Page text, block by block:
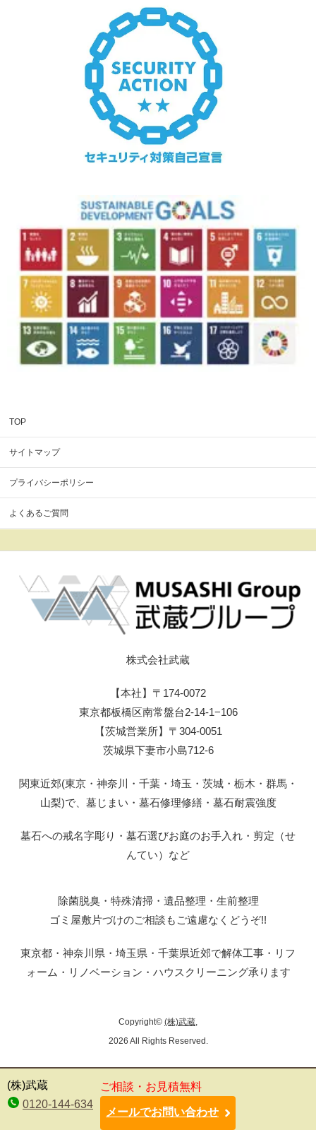
TOP
サイトマップ
プライバシーポリシー
よくあるご質問
株式会社武蔵
【本社】〒174-0072
東京都板橋区南常盤台2-14-1−106
【茨城営業所】〒304-0051
茨城県下妻市小島712-6
関東近郊(東京・神奈川・千葉・埼玉・茨城・栃木・群馬・
山梨)で、墓じまい・墓石修理修繕・墓石耐震強度
墓石への戒名字彫り・墓石選びお庭のお手入れ・剪定（せ
んてい）など
除菌脱臭・特殊清掃・遺品整理・生前整理
ゴミ屋敷片づけのご相談もご遠慮なくどうぞ!!
東京都・神奈川県・埼玉県・千葉県近郊で解体工事・リフ
ォーム・リノベーション・ハウスクリーニング承ります
Copyright© (株)武蔵,
2026 All Rights Reserved.
(株)武蔵
0120-144-634
ご相談・お見積無料
メールでお問い合わせ